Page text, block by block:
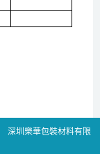
深圳樂華包裝材料有限